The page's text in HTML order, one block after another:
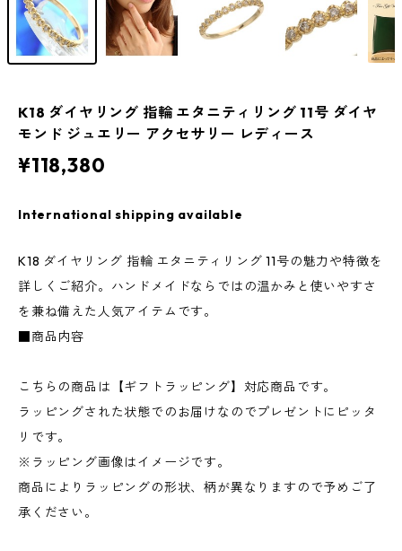
K18 ダイヤリング 指輪 エタニティリング 11号 ダイヤ
モンド ジュエリー アクセサリー レディース
¥118,380
International shipping available
K18 ダイヤリング 指輪 エタニティリング 11号の魅力や特徴を
詳しくご紹介。ハンドメイドならではの温かみと使いやすさ
を兼ね備えた人気アイテムです。
■商品内容
こちらの商品は【ギフトラッピング】対応商品です。
ラッピングされた状態でのお届けなのでプレゼントにピッタ
リです。
※ラッピング画像はイメージです。
商品によりラッピングの形状、柄が異なりますので予めご了
承ください。